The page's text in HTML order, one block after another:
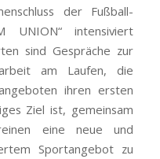
der Fußball-
UNION“ intensiviert
sind Gespräche zur
am Laufen, die
ihren ersten
Ziel ist, gemeinsam
eine neue und
Sportangebot zu